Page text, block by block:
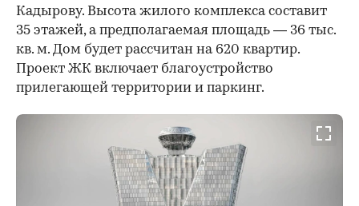
Кадырову. Высота жилого комплекса составит
35 этажей, а предполагаемая площадь — 36 тыс.
кв. м. Дом будет рассчитан на 620 квартир.
Проект ЖК включает благоустройство
прилегающей территории и паркинг.